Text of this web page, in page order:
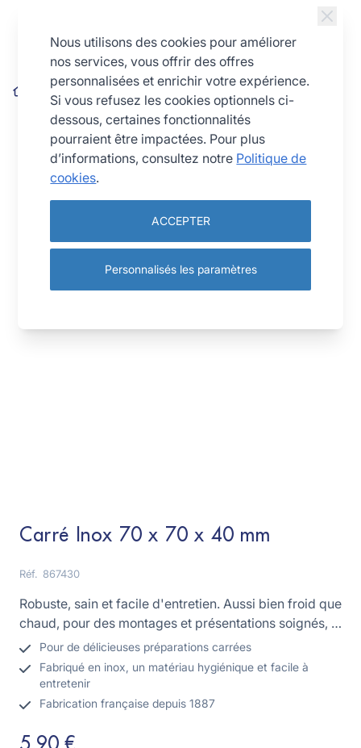
Carré Inox 70 x 70 x 40 mm
Carré Inox 70 x 70 x 40 mm
Réf. 867430
Robuste, sain et facile d'entretien. Aussi bien froid que
chaud, pour des montages et présentations soignés, à
la découpe nette et régulière !
Pour de délicieuses préparations carrées
Fabriqué en inox, un matériau hygiénique et facile à
entretenir
Fabrication française depuis 1887
5,90 €
Nous utilisons des cookies pour améliorer
nos services, vous offrir des offres
personnalisées et enrichir votre expérience.
Si vous refusez les cookies optionnels ci-
dessous, certaines fonctionnalités
pourraient être impactées. Pour plus
d’informations, consultez notre Politique de
cookies.
ACCEPTER
Personnalisés les paramètres